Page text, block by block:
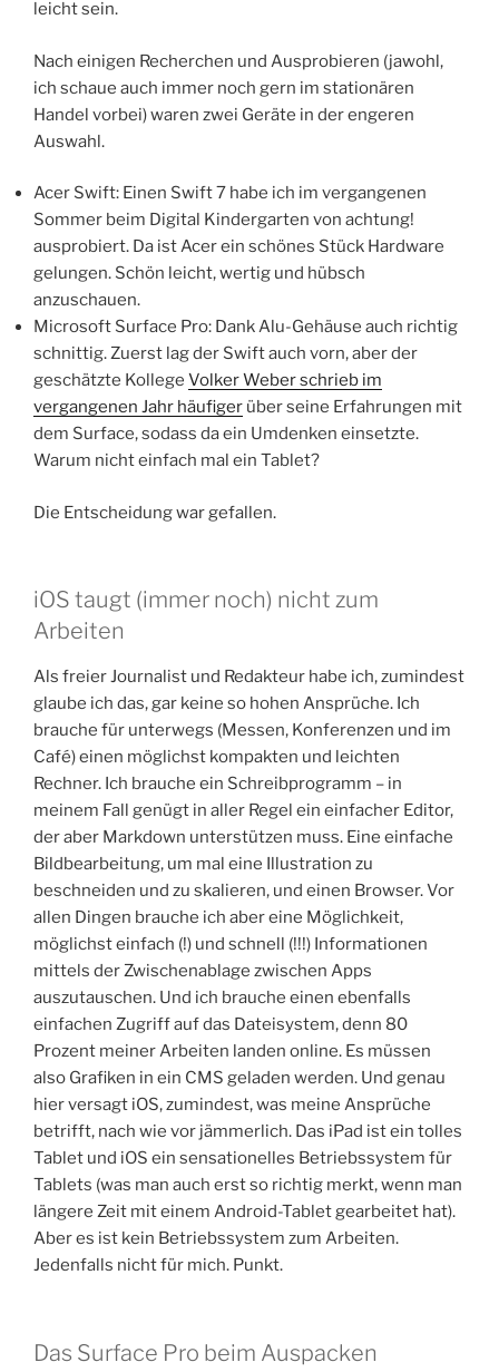
leicht sein.
Nach einigen Recherchen und Ausprobieren (jawohl,
ich schaue auch immer noch gern im stationären
Handel vorbei) waren zwei Geräte in der engeren
Auswahl.
Acer Swift: Einen Swift 7 habe ich im vergangenen
Sommer beim Digital Kindergarten von achtung!
ausprobiert. Da ist Acer ein schönes Stück Hardware
gelungen. Schön leicht, wertig und hübsch
anzuschauen.
Microsoft Surface Pro: Dank Alu-Gehäuse auch richtig
schnittig. Zuerst lag der Swift auch vorn, aber der
geschätzte Kollege Volker Weber schrieb im
vergangenen Jahr häufiger über seine Erfahrungen mit
dem Surface, sodass da ein Umdenken einsetzte.
Warum nicht einfach mal ein Tablet?
Die Entscheidung war gefallen.
iOS taugt (immer noch) nicht zum
Arbeiten
Als freier Journalist und Redakteur habe ich, zumindest
glaube ich das, gar keine so hohen Ansprüche. Ich
brauche für unterwegs (Messen, Konferenzen und im
Café) einen möglichst kompakten und leichten
Rechner. Ich brauche ein Schreibprogramm – in
meinem Fall genügt in aller Regel ein einfacher Editor,
der aber Markdown unterstützen muss. Eine einfache
Bildbearbeitung, um mal eine Illustration zu
beschneiden und zu skalieren, und einen Browser. Vor
allen Dingen brauche ich aber eine Möglichkeit,
möglichst einfach (!) und schnell (!!!) Informationen
mittels der Zwischenablage zwischen Apps
auszutauschen. Und ich brauche einen ebenfalls
einfachen Zugriff auf das Dateisystem, denn 80
Prozent meiner Arbeiten landen online. Es müssen
also Grafiken in ein CMS geladen werden. Und genau
hier versagt iOS, zumindest, was meine Ansprüche
betrifft, nach wie vor jämmerlich. Das iPad ist ein tolles
Tablet und iOS ein sensationelles Betriebssystem für
Tablets (was man auch erst so richtig merkt, wenn man
längere Zeit mit einem Android-Tablet gearbeitet hat).
Aber es ist kein Betriebssystem zum Arbeiten.
Jedenfalls nicht für mich. Punkt.
Das Surface Pro beim Auspacken